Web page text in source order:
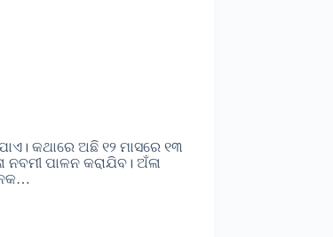
କଥାରେ ଅଛି ୧୨ ମାସରେ ୧୩
ନବମୀ ପାଳନ କରାଯିବ। ଅଁଳା